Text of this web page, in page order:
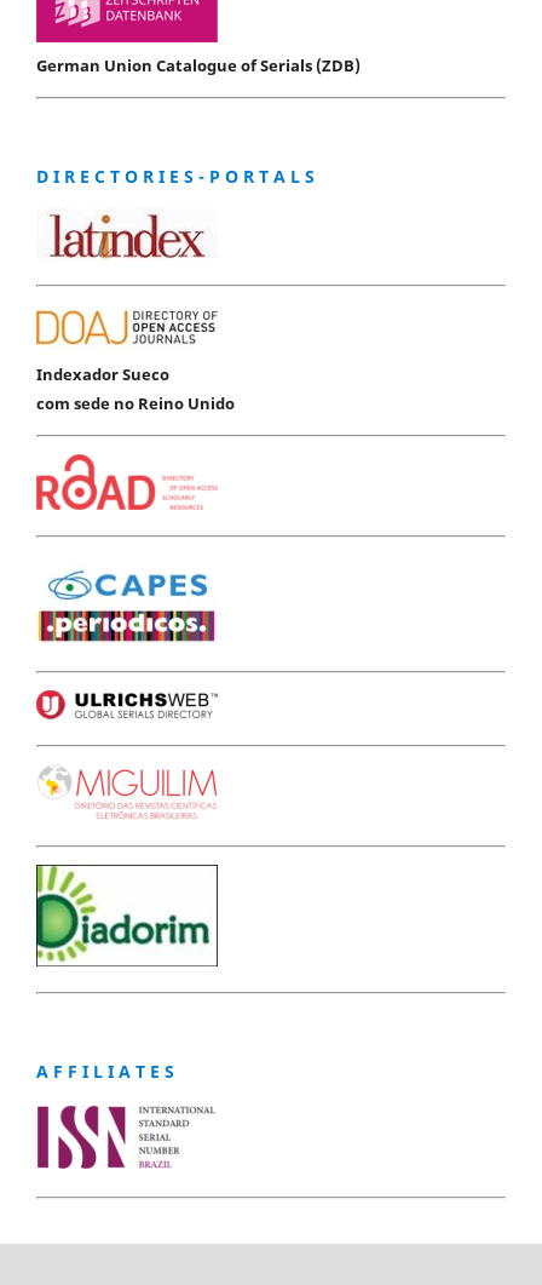
German Union Catalogue of Serials (ZDB)
D I R E C T O R I E S - P O R T A L S
Indexador Sueco
com sede no Reino Unido
A F F I L I A T E S